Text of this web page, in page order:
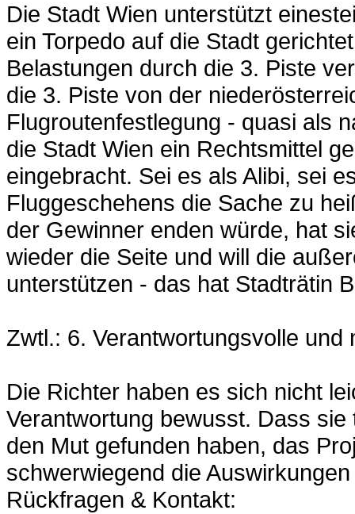
Die Stadt Wien unterstützt
ein Torpedo auf die Stadt
Belastungen durch die 3. Piste
die 3. Piste von der
Flugroutenfestlegung - quasi als
die Stadt Wien ein Rechtsmittel
eingebracht. Sei es als Alibi, sei
Fluggeschehens die Sache zu
der Gewinner enden würde, hat
wieder die Seite und will die
unterstützen - das hat Stadträtin
Zwtl.: 6. Verantwortungsvolle
Die Richter haben es sich nicht
Verantwortung bewusst. Dass
den Mut gefunden haben, das
schwerwiegend die
Rückfragen & Kontakt: